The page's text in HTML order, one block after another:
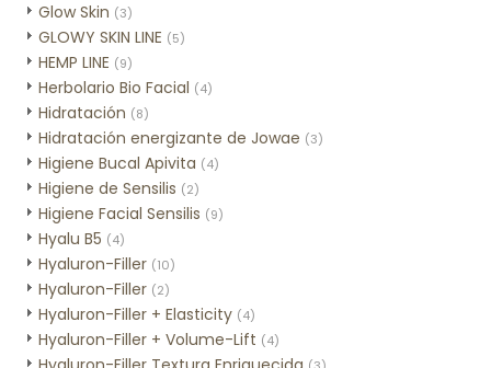
Glow Skin (3)
GLOWY SKIN LINE (5)
HEMP LINE (9)
Herbolario Bio Facial (4)
Hidratación (8)
Hidratación energizante de Jowae (3)
Higiene Bucal Apivita (4)
Higiene de Sensilis (2)
Higiene Facial Sensilis (9)
Hyalu B5 (4)
Hyaluron-Filler (10)
Hyaluron-Filler (2)
Hyaluron-Filler + Elasticity (4)
Hyaluron-Filler + Volume-Lift (4)